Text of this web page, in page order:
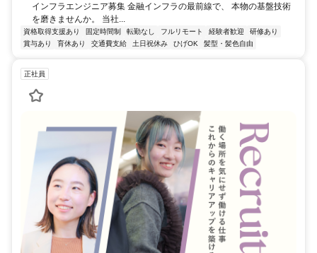
インフラエンジニア募集 金融インフラの最前線で、 本物の基盤技術
を磨きませんか。 当社...
資格取得支援あり 固定時間制 転勤なし フルリモート 経験者歓迎
研修あり
賞与あり
育休あり 交通費支給 土日祝休み ひげOK 髪型・髪色自由
正社員